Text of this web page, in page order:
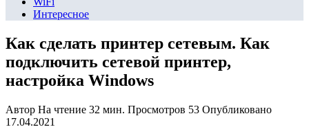
Интересное
Как сделать принтер сетевым. Как
подключить сетевой принтер,
настройка Windows
Автор На чтение 32 мин. Просмотров 53 Опубликовано
17.04.2021